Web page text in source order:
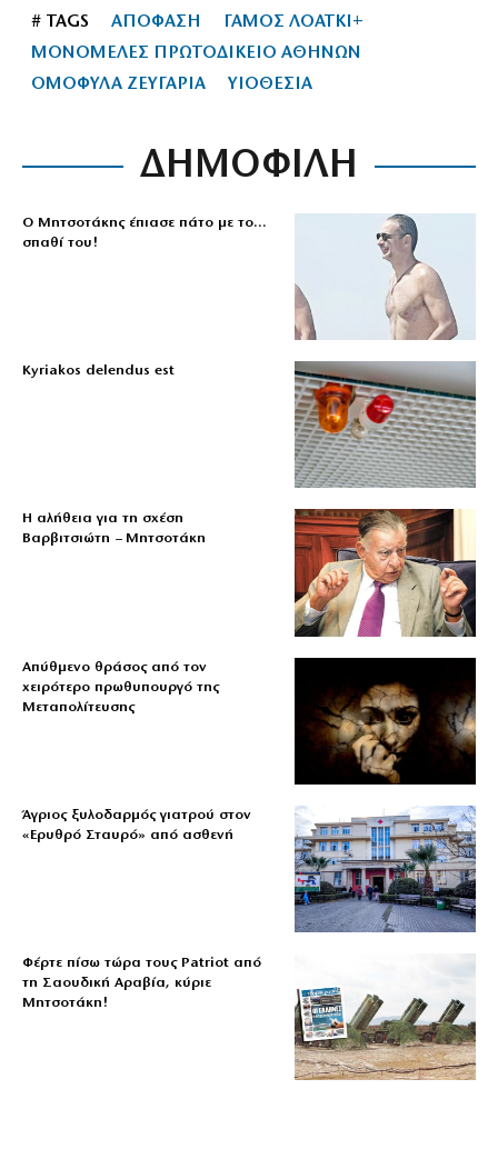
# TAGS ΑΠΟΦΑΣΗ
ΓΑΜΟΣ ΛΟΑΤΚΙ+
ΜΟΝΟΜΕΛΕΣ ΠΡΩΤΟΔΙΚΕΙΟ ΑΘΗΝΩΝ
ΟΜΟΦΥΛΑ ΖΕΥΓΑΡΙΑ
ΥΙΟΘΕΣΙΑ
ΔΗΜΟΦΙΛΗ
Ο Μητσοτάκης έπιασε πάτο με το…
σπαθί του!
Kyriakos delendus est
Η αλήθεια για τη σχέση
Βαρβιτσιώτη – Μητσοτάκη
Απύθμενο θράσος από τον
χειρότερο πρωθυπουργό της
Μεταπολίτευσης
Άγριος ξυλοδαρμός γιατρού στον
«Ερυθρό Σταυρό» από ασθενή
Φέρτε πίσω τώρα τους Patriot από
τη Σαουδική Αραβία, κύριε
Μητσοτάκη!